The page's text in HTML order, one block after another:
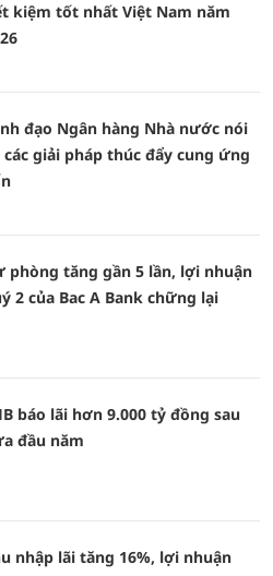
kiệm tốt nhất Việt Nam năm
đạo Ngân hàng Nhà nước nói
các giải pháp thúc đẩy cung ứng
phòng tăng gần 5 lần, lợi nhuận
2 của Bac A Bank chững lại
báo lãi hơn 9.000 tỷ đồng sau
đầu năm
nhập lãi tăng 16%, lợi nhuận